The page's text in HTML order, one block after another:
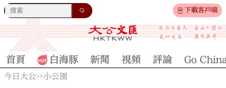
下載客戶端
首頁 白海豚 新聞 視頻 評論 Go
今日大公>>小公園